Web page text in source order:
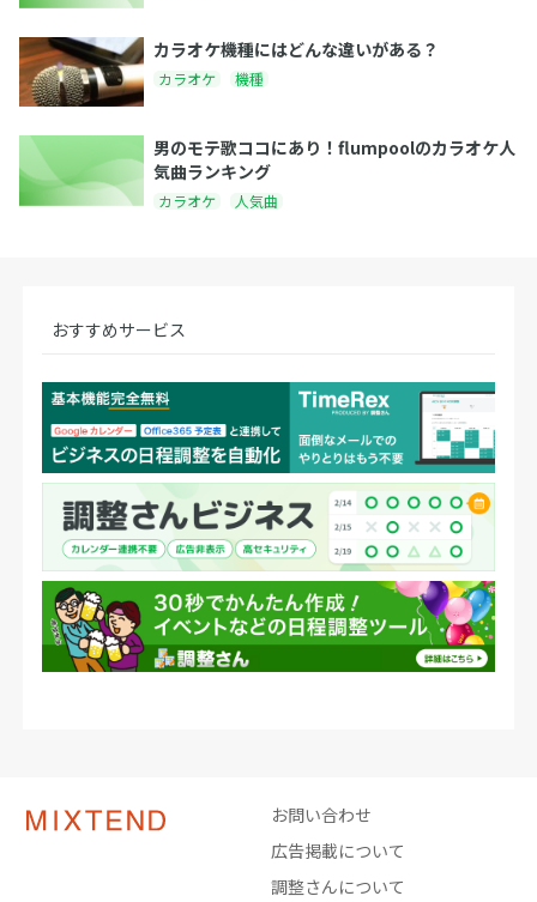
カラオケ機種にはどんな違いがある？
カラオケ 機種
男のモテ歌ココにあり！flumpoolのカラオケ人
気曲ランキング
カラオケ 人気曲
おすすめサービス
お問い合わせ
広告掲載について
調整さんについて